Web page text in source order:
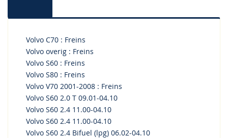
Volvo C70 : Freins
Volvo overig : Freins
Volvo S60 : Freins
Volvo S80 : Freins
Volvo V70 2001-2008 : Freins
Volvo S60 2.0 T 09.01-04.10
Volvo S60 2.4 11.00-04.10
Volvo S60 2.4 11.00-04.10
Volvo S60 2.4 Bifuel (lpg) 06.02-04.10